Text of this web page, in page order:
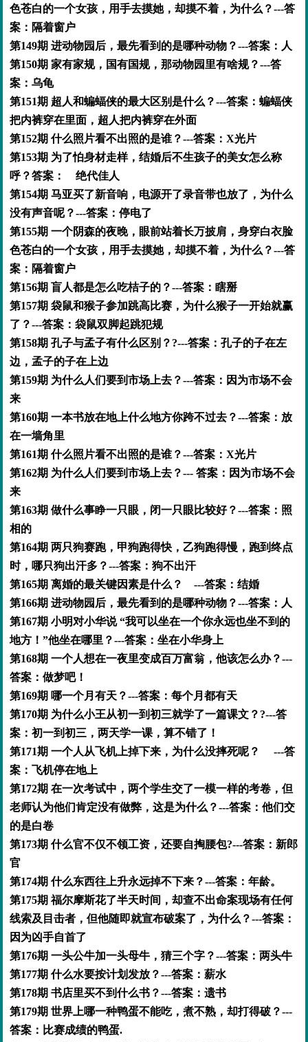
色苍白的一个女孩，用手去摸她，却摸不着，为什么？---答
案：隔着窗户
第149期 进动物园后，最先看到的是哪种动物？---答案：人
第150期 家有家规，国有国规，那动物园里有啥规？---答
案：乌龟
第151期 超人和蝙蝠侠的最大区别是什么？---答案：蝙蝠侠
把内裤穿在里面，超人把内裤穿在外面
第152期 什么照片看不出照的是谁？---答案：X光片
第153期 为了怕身材走样，结婚后不生孩子的美女怎么称
呼？答案： 绝代佳人
第154期 马亚买了新音响，电源开了录音带也放了，为什么
没有声音呢？---答案：停电了
第155期 一个阴森的夜晚，眼前站着长万披肩，身穿白衣脸
色苍白的一个女孩，用手去摸她，却摸不着，为什么？---答
案：隔着窗户
第156期 盲人都是怎么吃桔子的？---答案：瞎掰
第157期 袋鼠和猴子参加跳高比赛，为什么猴子一开始就赢
了？---答案：袋鼠双脚起跳犯规
第158期 孔子与孟子有什么区别？?---答案：孔子的子在左
边，孟子的子在上边
第159期 为什么人们要到市场上去？---答案：因为市场不会
来
第160期 一本书放在地上什么地方你跨不过去？---答案：放
在一墙角里
第161期 什么照片看不出照的是谁？---答案：X光片
第162期 为什么人们要到市场上去？--- 答案：因为市场不会
来
第163期 做什么事睁一只眼，闭一只眼比较好？---答案：照
相的
第164期 两只狗赛跑，甲狗跑得快，乙狗跑得慢，跑到终点
时，哪只狗出汗多？---答案：狗不出汗
第165期 离婚的最关键因素是什么？ ---答案：结婚
第166期 进动物园后，最先看到的是哪种动物？---答案：人
第167期 小明对小华说 “我可以坐在一个你永远也坐不到的
地方！”他坐在哪里？---答案：坐在小华身上
第168期 一个人想在一夜里变成百万富翁，他该怎么办？---
答案：做梦吧！
第169期 哪一个月有天？---答案：每个月都有天
第170期 为什么小王从初一到初三就学了一篇课文？?---答
案：初一到初三，两天学一课，算不错了！
第171期 一个人从飞机上掉下来，为什么没摔死呢？ ---答
案：飞机停在地上
第172期 在一次考试中，两个学生交了一模一样的考卷，但
老师认为他们肯定没有做弊，这是为什么？---答案：他们交
的是白卷
第173期 什么官不仅不领工资，还要自掏腰包?---答案：新郎
官
第174期 什么东西往上升永远掉不下来？---答案：年龄。
第175期 福尔摩斯花了半天时间，却查不出命案现场有任何
线索及目击者，但他随即就宣布破案了，为什么？---答案：
因为凶手自首了
第176期 一头公牛加一头母牛，猜三个字？---答案：两头牛
第177期 什么水要按计划发放？---答案：薪水
第178期 书店里买不到什么书？---答案：遗书
第179期 世界上哪一种鸭蛋不能吃，煮不熟，却打得破？---
答案：比赛成绩的鸭蛋.